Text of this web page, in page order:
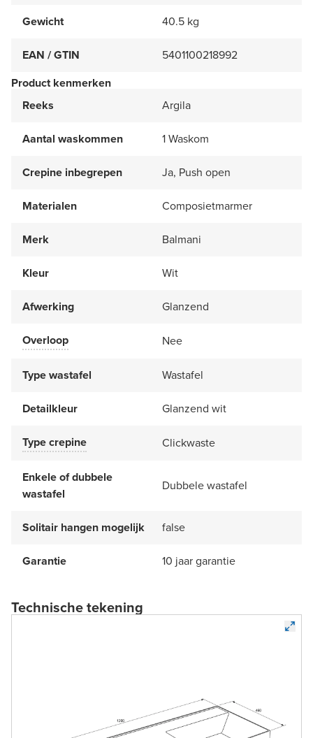
Gewicht 40.5 kg
EAN / GTIN
5401100218992
Product kenmerken
Reeks
Argila
Aantal waskommen 1 Waskom
Crepine inbegrepen Ja, Push open
Materialen Composietmarmer
Merk Balmani
Kleur Wit
Afwerking Glanzend
Overloop Nee
Type wastafel Wastafel
Detailkleur Glanzend wit
Type crepine Clickwaste
Enkele of dubbele
wastafel
Dubbele wastafel
Solitair hangen mogelijk false
Garantie 10 jaar garantie
Technische tekening